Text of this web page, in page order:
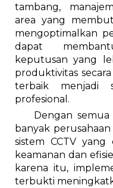
tambang,
area yang
mengoptimalkan
dapat
keputusan yang
produktivitas
terbaik menjadi
profesional.
Dengan
banyak
sistem CCTV
keamanan dan
karena itu,
terbukti